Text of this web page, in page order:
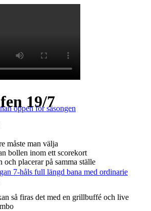
öppen för säsongen
7-håls full längd bana med ordinarie
19/7
måste man välja
bollen inom ett scorekort
och placerar på samma ställe
så firas det med en grillbuffé och live